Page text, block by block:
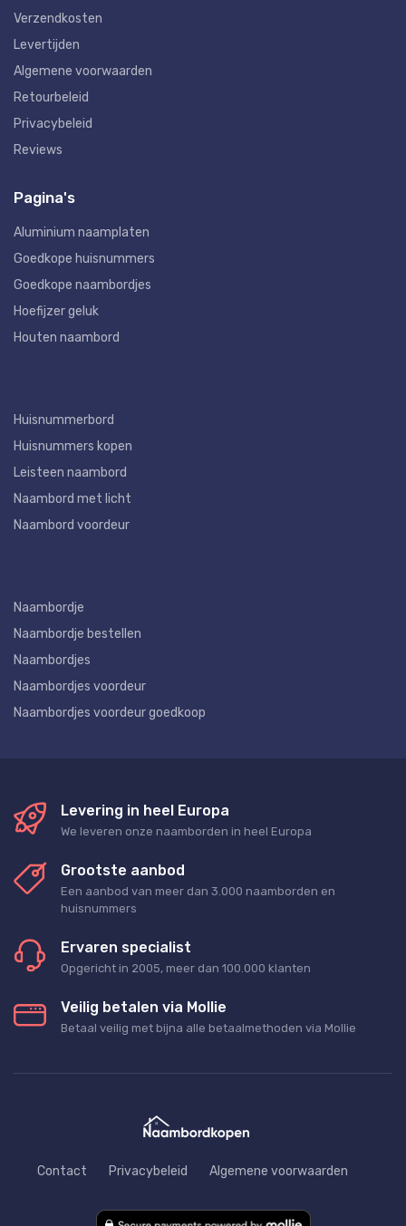
Verzendkosten
Levertijden
Algemene voorwaarden
Retourbeleid
Privacybeleid
Reviews
Pagina's
Aluminium naamplaten
Goedkope huisnummers
Goedkope naambordjes
Hoefijzer geluk
Houten naambord
Huisnummerbord
Huisnummers kopen
Leisteen naambord
Naambord met licht
Naambord voordeur
Naambordje
Naambordje bestellen
Naambordjes
Naambordjes voordeur
Naambordjes voordeur goedkoop
Levering in heel Europa
We leveren onze naamborden in heel Europa
Grootste aanbod
Een aanbod van meer dan 3.000 naamborden en
huisnummers
Ervaren specialist
Opgericht in 2005, meer dan 100.000 klanten
Veilig betalen via Mollie
Betaal veilig met bijna alle betaalmethoden via Mollie
Contact Privacybeleid Algemene voorwaarden